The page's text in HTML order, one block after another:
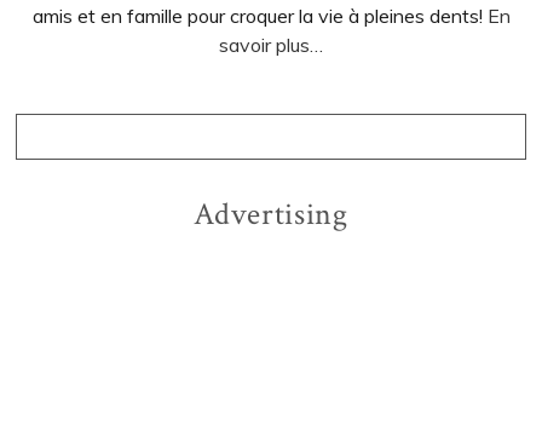
amis et en famille pour croquer la vie à pleines dents! En
savoir plus…
Advertising